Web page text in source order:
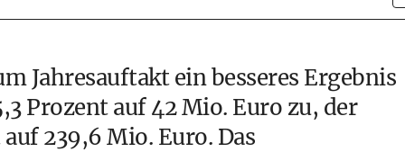
Jahresauftakt ein besseres Ergebnis
Prozent auf 42 Mio. Euro zu, der
239,6 Mio. Euro. Das